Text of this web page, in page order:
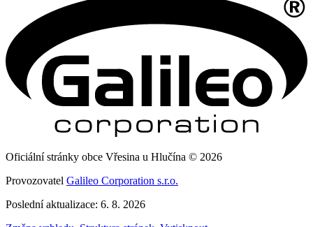
Oficiální stránky obce Vřesina u Hlučína © 2026
Provozovatel Galileo Corporation s.r.o.
Poslední aktualizace: 6. 8. 2026